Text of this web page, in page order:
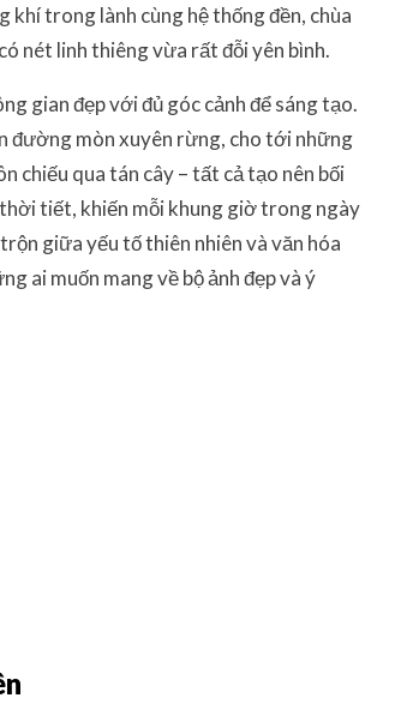
khí trong lành cùng hệ thống đền, chùa
nét linh thiêng vừa rất đỗi yên bình.
gian đẹp với đủ góc cảnh để sáng tạo.
đường mòn xuyên rừng, cho tới những
chiếu qua tán cây – tất cả tạo nên bối
thời tiết, khiến mỗi khung giờ trong ngày
giữa yếu tố thiên nhiên và văn hóa
ai muốn mang về bộ ảnh đẹp và ý